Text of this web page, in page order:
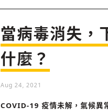
當病毒消失，
什麼？
Aug 24, 2021
COVID-19 疫情未解，氣候異